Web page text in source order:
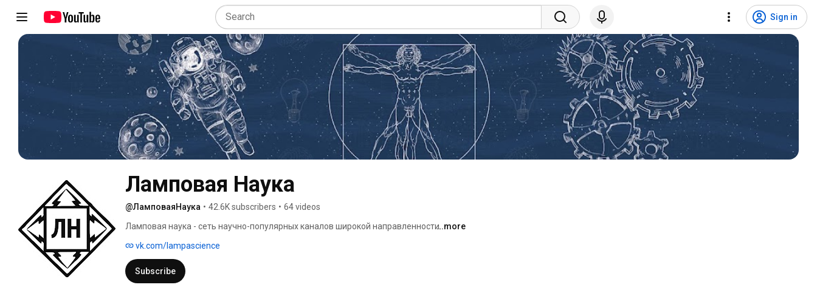
Sign in
Ламповая Наука
@ЛамповаяНаука • 42.6K subscribers • 64 videos
Ламповая наука - сеть научно-популярных каналов широкой направленности. ...more
vk.com/lampascience
Subscribe